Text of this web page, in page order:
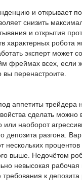
и открывает
снизить
и открытия
характерных робота
эксперт может
фреймах всех, если
вы перенастроите.
аппетиты трейдера
сделать можно
или наоборот
депозита разгона.
нескольких процентов
выше. Недочётом
невысокая рабочая
к депозита